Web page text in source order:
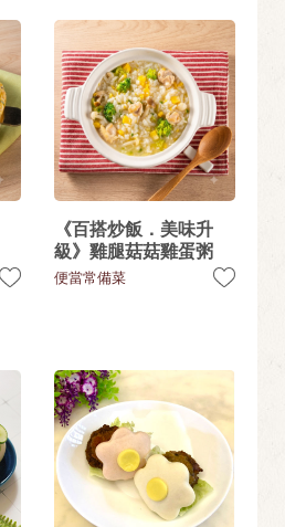
《百搭炒飯．美味升
級》雞腿菇菇雞蛋粥
便當常備菜